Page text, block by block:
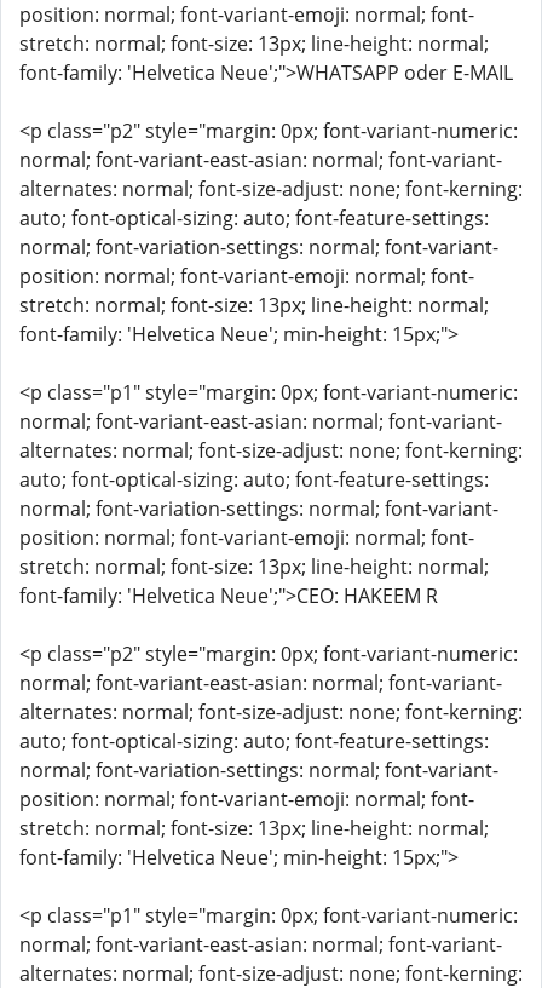
position: normal; font-variant-emoji: normal; font-
stretch: normal; font-size: 13px; line-height: normal;
font-family: 'Helvetica Neue';">WHATSAPP oder E-MAIL
<p class="p2" style="margin: 0px; font-variant-numeric:
normal; font-variant-east-asian: normal; font-variant-
alternates: normal; font-size-adjust: none; font-kerning:
auto; font-optical-sizing: auto; font-feature-settings:
normal; font-variation-settings: normal; font-variant-
position: normal; font-variant-emoji: normal; font-
stretch: normal; font-size: 13px; line-height: normal;
font-family: 'Helvetica Neue'; min-height: 15px;">
<p class="p1" style="margin: 0px; font-variant-numeric:
normal; font-variant-east-asian: normal; font-variant-
alternates: normal; font-size-adjust: none; font-kerning:
auto; font-optical-sizing: auto; font-feature-settings:
normal; font-variation-settings: normal; font-variant-
position: normal; font-variant-emoji: normal; font-
stretch: normal; font-size: 13px; line-height: normal;
font-family: 'Helvetica Neue';">CEO: HAKEEM R
<p class="p2" style="margin: 0px; font-variant-numeric:
normal; font-variant-east-asian: normal; font-variant-
alternates: normal; font-size-adjust: none; font-kerning:
auto; font-optical-sizing: auto; font-feature-settings:
normal; font-variation-settings: normal; font-variant-
position: normal; font-variant-emoji: normal; font-
stretch: normal; font-size: 13px; line-height: normal;
font-family: 'Helvetica Neue'; min-height: 15px;">
<p class="p1" style="margin: 0px; font-variant-numeric:
normal; font-variant-east-asian: normal; font-variant-
alternates: normal; font-size-adjust: none; font-kerning: